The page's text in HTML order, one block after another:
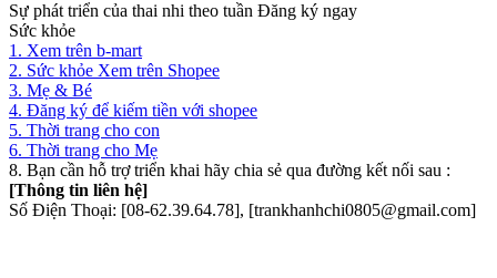
Sự phát triển của thai nhi theo tuần Đăng ký ngay
Sức khỏe
1. Xem trên b-mart
2. Sức khỏe Xem trên Shopee
3. Mẹ & Bé
4. Đăng ký để kiếm tiền với shopee
5. Thời trang cho con
6. Thời trang cho Mẹ
8. Bạn cần hỗ trợ triển khai hãy chia sẻ qua đường kết nối sau :
[Thông tin liên hệ]
Số Điện Thoại: [08-62.39.64.78], [trankhanhchi0805@gmail.com]